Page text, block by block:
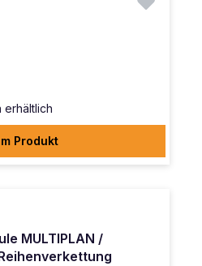
erhältlich
Produkt
MULTIPLAN /